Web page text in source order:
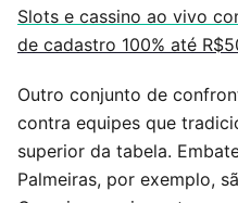
Slots e cassino ao vivo
de cadastro 100% até
Outro conjunto de
contra equipes que
superior da tabela.
Palmeiras, por exemplo,